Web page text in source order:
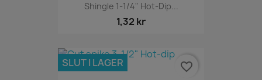
Shingle 1-1/4" Hot-Dip...
1,32 kr
SLUT I LAGER favorite_border